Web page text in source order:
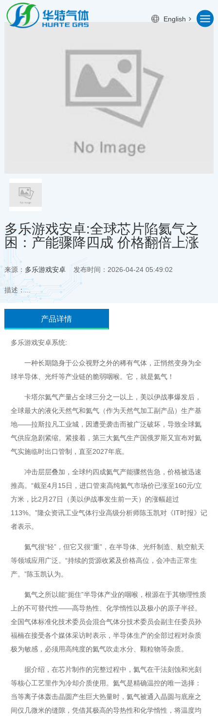
English
多乐游戏安卓:全球芯片陷氦气之
困：产能骤降四成 价格翻倍上涨
来源： 多乐游戏安卓发布时间：2026-04-24 05:49:02
描述：...
产品详情
多乐游戏安卓系统:
一种长期隐身于公众视野之外的稀有气体，正悄然变身为全
球半导体、光纤等产业链的脆弱咽喉。它，就是氦气！
卡塔尔氦气产量占全球三分之一以上，美以伊战事爆发后，
全球最大的液化天然气和氦气（作为天然气加工副产品）生产基
地——拉斯拉凡工业城，因遭受袭击而被广泛破坏，导致全球氦
气供应急剧紧缩。紧接着，第三大氦气生产国俄罗斯又宣布对氦
气实施临时出口管制，直至2027年底。
冲击层层叠加，全球约四成氦气产能骤然告急，价格被迅速
推高。“截至4月15日，进口管束高纯氦气市场价已涨至160元/立
方米，比2月27日（美以伊战事发生前一天）的涨幅超过
113%。”隆众资讯工业气体行业高级分析师陈玉凯对《IT时报》记
者表示。
氦气很“轻”，但它又很“重”，在半导体、光纤制造、航空航天
等领域应用广泛。“持续的货源收紧及价格高位，会冲击正常生
产。”陈玉凯认为。
氦气之所以能“扼住”半导体产业的咽喉，根源在于其物理性质
上的不可替代性——高导热性、化学惰性以及极小的原子半径。
全国气体标准化技术委员会混合气体分技术委员会副主任委员孙
福楠在接受各个媒体采访时表示，半导体生产的全部过程对杂质
极为敏感，必须用高纯度的氦气吹走水分、颗粒物等杂质。
据介绍，在芯片制作的完整过程中，氦气在干法刻蚀和光刻
等核心工艺里作为冷却介质使用。氦气是精确温控的唯一选择：
当等离子体轰击晶圆产生巨大热量时，氦气被通入晶圆与底座之
间仅几微米的缝隙，凭借其极高的导热性和化学惰性，将温度均